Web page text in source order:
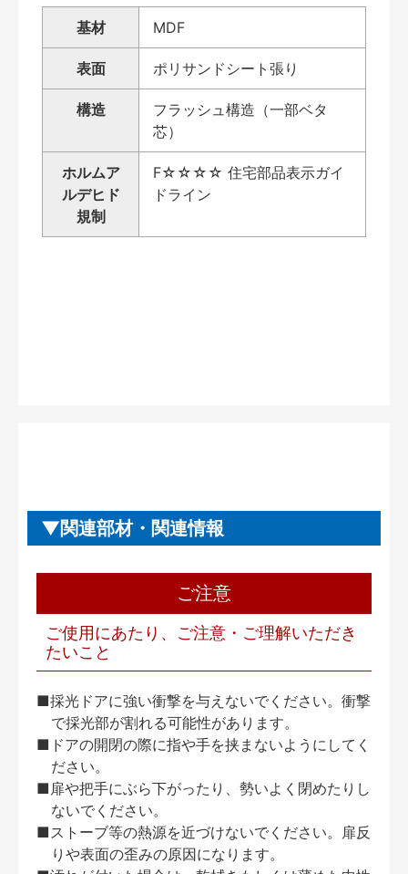
基材 MDF
表面 ポリサンドシート張り
構造
フラッシュ構造（一部ベタ
芯）
ホルムア
ルデヒド
規制
F☆☆☆☆ 住宅部品表示ガイ
ドライン
関連部材・関連情報
ご注意
ご使用にあたり、ご注意・ご理解いただき
たいこと
■採光ドアに強い衝撃を与えないでください。衝撃
で採光部が割れる可能性があります。
■ドアの開閉の際に指や手を挟まないようにしてく
ださい。
■扉や把手にぶら下がったり、勢いよく閉めたりし
ないでください。
■ストーブ等の熱源を近づけないでください。扉反
りや表面の歪みの原因になります。